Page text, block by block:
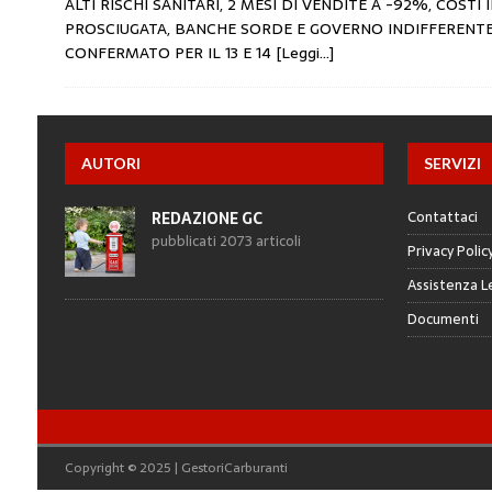
PROSCIUGATA, BANCHE SORDE E GOVERNO
CONFERMATO PER IL 13 E 14 [Leggi…]
AUTORI
REDAZIONE GC
pubblicati 2073 articoli
SERVIZI
Contattaci
Privacy
Assistenza
Documenti
Copyright © 2025 | GestoriCarburanti